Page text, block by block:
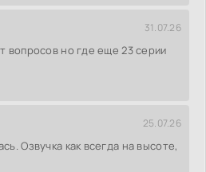
31.07.26
вопросов но где еще 23 серии
25.07.26
Озвучка как всегда на высоте,